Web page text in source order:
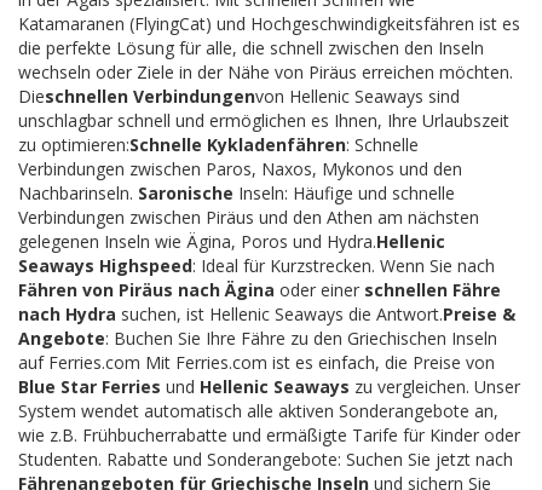
Katamaranen (FlyingCat) und Hochgeschwindigkeitsfähren ist es
die perfekte Lösung für alle, die schnell zwischen den Inseln
wechseln oder Ziele in der Nähe von Piräus erreichen möchten.
Dieschnellen Verbindungenvon Hellenic Seaways sind
unschlagbar schnell und ermöglichen es Ihnen, Ihre Urlaubszeit
zu optimieren:Schnelle Kykladenfähren: Schnelle
Verbindungen zwischen Paros, Naxos, Mykonos und den
Nachbarinseln. Saronische Inseln: Häufige und schnelle
Verbindungen zwischen Piräus und den Athen am nächsten
gelegenen Inseln wie Ägina, Poros und Hydra.Hellenic
Seaways Highspeed: Ideal für Kurzstrecken. Wenn Sie nach
Fähren von Piräus nach Ägina oder einer schnellen Fähre
nach Hydra suchen, ist Hellenic Seaways die Antwort.Preise &
Angebote: Buchen Sie Ihre Fähre zu den Griechischen Inseln
auf Ferries.com Mit Ferries.com ist es einfach, die Preise von
Blue Star Ferries und Hellenic Seaways zu vergleichen. Unser
System wendet automatisch alle aktiven Sonderangebote an,
wie z.B. Frühbucherrabatte und ermäßigte Tarife für Kinder oder
Studenten. Rabatte und Sonderangebote: Suchen Sie jetzt nach
Fährenangeboten für Griechische Inseln und sichern Sie